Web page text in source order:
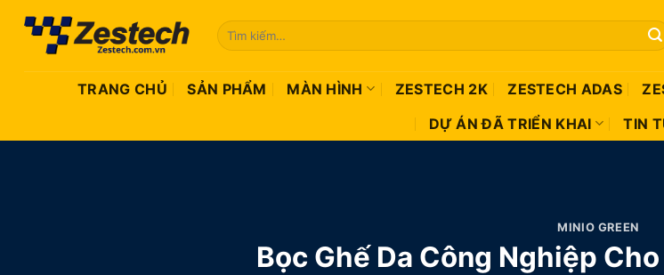
dung
Tìm
kiếm:
TRANG CHỦ SẢN PHẨM MÀN HÌNH ZESTECH 2K ZESTECH ADAS
DỰ ÁN ĐÃ TRIỂN KHAI
TIN
MINIO GREEN
Bọc Ghế Da Công Nghiệp